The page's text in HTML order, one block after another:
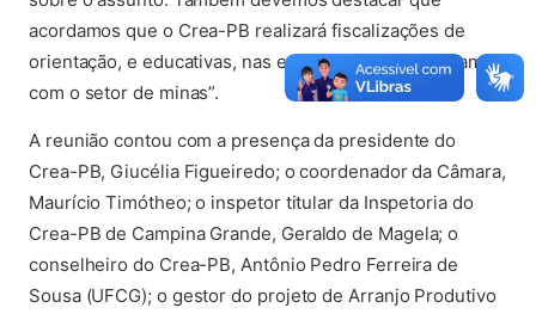
acordamos que o Crea-PB realizará fiscalizações de
orientação, e educativas, nas empresas que trabalham
com o setor de minas”.
A reunião contou com a presença da presidente do
Crea-PB, Giucélia Figueiredo; o coordenador da Câmara,
Maurício Timótheo; o inspetor titular da Inspetoria do
Crea-PB de Campina Grande, Geraldo de Magela; o
conselheiro do Crea-PB, Antônio Pedro Ferreira de
Sousa (UFCG); o gestor do projeto de Arranjo Produtivo